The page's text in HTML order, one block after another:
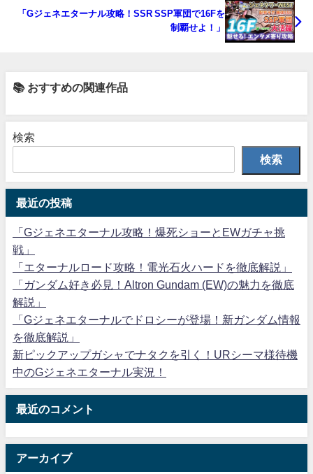
「Gジェネエターナル攻略！SSR SSP軍団で16Fを
制覇せよ！」
📚 おすすめの関連作品
検索
検索
最近の投稿
「Gジェネエターナル攻略！爆死ショーとEWガチャ挑
戦」
「エターナルロード攻略！電光石火ハードを徹底解説」
「ガンダム好き必見！Altron Gundam (EW)の魅力を徹底
解説」
「Gジェネエターナルでドロシーが登場！新ガンダム情報
を徹底解説」
新ピックアップガシャでナタクを引く！URシーマ様待機
中のGジェネエターナル実況！
最近のコメント
アーカイブ